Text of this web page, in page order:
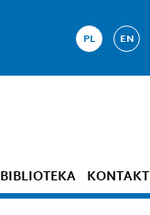
PL EN
BIBLIOTEKA KONTAKT